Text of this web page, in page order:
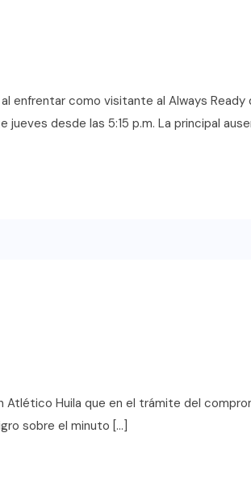
enfrentar como visitante al Always
desde las 5:15 p.m. La principal
Atlético Huila que en el trámite del
sobre el minuto […]